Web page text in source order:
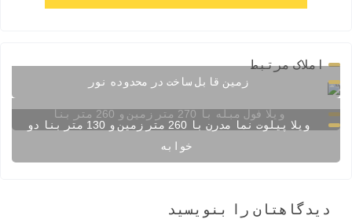
املاک مرتبط
زمین قابل ساخت در محدوده نور
ویلا فول مبله با 270 متر زمین و 260 متر بنا
ویلا پیلوت نما مدرن با 260 متر زمین و 130 متر بنا دو
خوابه
دیدگاهتان را بنویسید